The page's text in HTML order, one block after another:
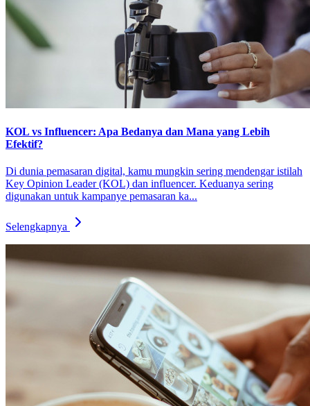
KOL vs Influencer: Apa Bedanya dan Mana yang Lebih
Efektif?
Di dunia pemasaran digital, kamu mungkin sering mendengar istilah
Key Opinion Leader (KOL) dan influencer. Keduanya sering
digunakan untuk kampanye pemasaran ka...
Selengkapnya